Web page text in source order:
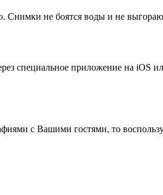
Снимки не боятся воды и не
специальное приложение на iOS
с Вашими гостями, то